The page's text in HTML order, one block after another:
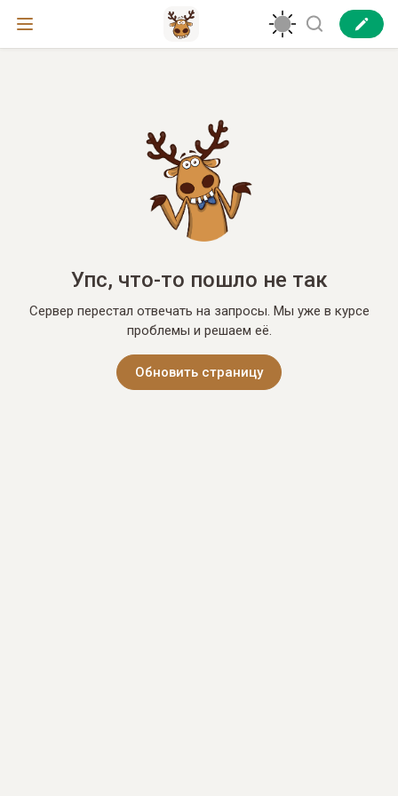
Упс, что-то пошло не так
Сервер перестал отвечать на запросы. Мы уже в курсе
проблемы и решаем её.
Обновить страницу